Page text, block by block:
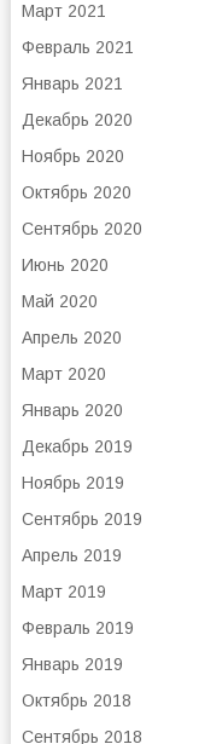
Март 2021
Февраль 2021
Январь 2021
Декабрь 2020
Ноябрь 2020
Октябрь 2020
Сентябрь 2020
Июнь 2020
Май 2020
Апрель 2020
Март 2020
Январь 2020
Декабрь 2019
Ноябрь 2019
Сентябрь 2019
Апрель 2019
Март 2019
Февраль 2019
Январь 2019
Октябрь 2018
Сентябрь 2018